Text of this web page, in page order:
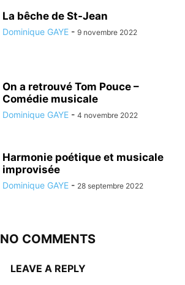
La bêche de St-Jean
Dominique GAYE - 9 novembre 2022
On a retrouvé Tom Pouce –
Comédie musicale
Dominique GAYE - 4 novembre 2022
Harmonie poétique et musicale
improvisée
Dominique GAYE - 28 septembre 2022
NO COMMENTS
LEAVE A REPLY